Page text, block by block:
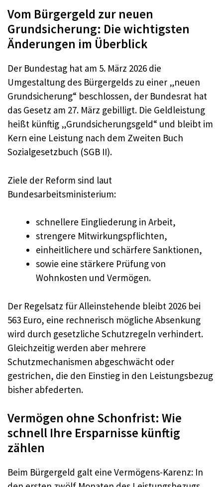
Vom Bürgergeld zur neuen
Grundsicherung: Die wichtigsten
Änderungen im Überblick
Der Bundestag hat am 5. März 2026 die
Umgestaltung des Bürgergelds zu einer „neuen
Grundsicherung“ beschlossen, der Bundesrat hat
das Gesetz am 27. März gebilligt. Die Geldleistung
heißt künftig „Grundsicherungsgeld“ und bleibt im
Kern eine Leistung nach dem Zweiten Buch
Sozialgesetzbuch (SGB II).
Ziele der Reform sind laut
Bundesarbeitsministerium:
schnellere Eingliederung in Arbeit,
strengere Mitwirkungspflichten,
einheitlichere und schärfere Sanktionen,
sowie eine stärkere Prüfung von
Wohnkosten und Vermögen.
Der Regelsatz für Alleinstehende bleibt 2026 bei
563 Euro, eine rechnerisch mögliche Absenkung
wird durch gesetzliche Schutzregeln verhindert.
Gleichzeitig werden aber mehrere
Schutzmechanismen abgeschwächt oder
gestrichen, die den Einstieg in den Leistungsbezug
bisher abfederten.
Vermögen ohne Schonfrist: Wie
schnell Ihre Ersparnisse künftig
zählen
Beim Bürgergeld galt eine Vermögens-Karenz: In